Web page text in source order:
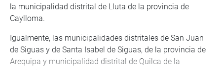
la municipalidad distrital de Lluta de la provincia de
Caylloma.
Igualmente, las municipalidades distritales de San Juan
de Siguas y de Santa Isabel de Siguas, de la provincia de
Arequipa y municipalidad distrital de Quilca de la